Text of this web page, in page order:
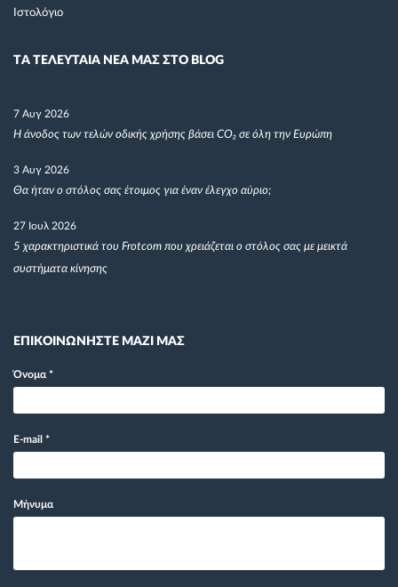
Ιστολόγιο
TΑ ΤΕΛΕΥΤΑΙΑ ΝΕΑ ΜΑΣ ΣΤΟ BLOG
7 Αυγ 2026
Η άνοδος των τελών οδικής χρήσης βάσει CO₂ σε όλη την Ευρώπη
3 Αυγ 2026
Θα ήταν ο στόλος σας έτοιμος για έναν έλεγχο αύριο;
27 Ιουλ 2026
5 χαρακτηριστικά του Frotcom που χρειάζεται ο στόλος σας με μεικτά
συστήματα κίνησης
ΕΠΙΚΟΙΝΩΝΗΣΤΕ ΜΑΖΙ ΜΑΣ
Όνομα *
E-mail *
Μήνυμα